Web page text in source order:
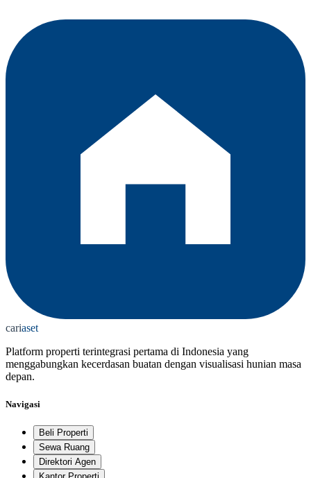
cariaset
Platform properti terintegrasi pertama di Indonesia yang
menggabungkan kecerdasan buatan dengan visualisasi hunian masa
depan.
Navigasi
Beli Properti
Sewa Ruang
Direktori Agen